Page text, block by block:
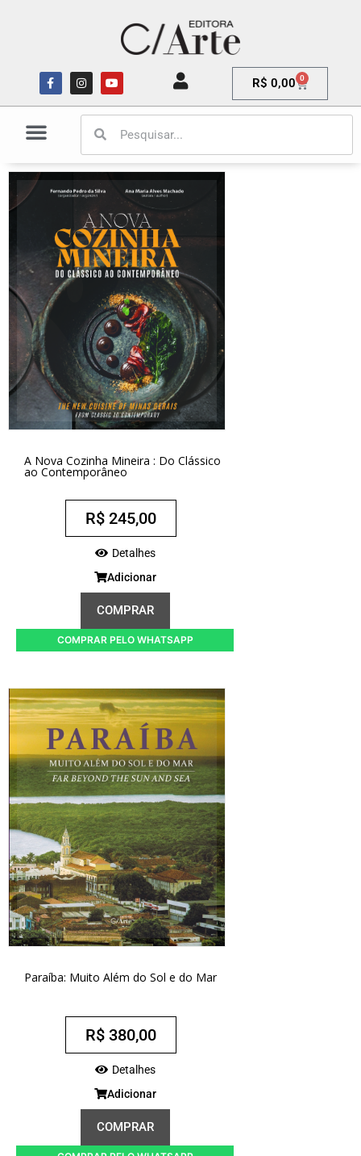
R$ 0,00 0
A Nova Cozinha Mineira : Do Clássico
ao Contemporâneo
R$ 245,00
Detalhes
Adicionar
COMPRAR
COMPRAR PELO WHATSAPP
Paraíba: Muito Além do Sol e do Mar
R$ 380,00
Detalhes
Adicionar
COMPRAR